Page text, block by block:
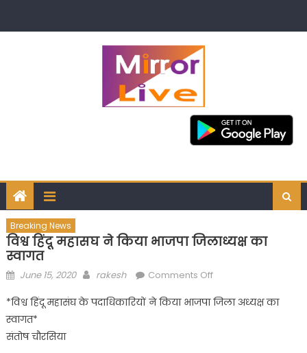
Breaking News
विश्व हिंदू महासघ ने किया भाजपा जिलाध्यक्ष का
स्वागत
Posted
June 15, 2020 Author
rakesh Comments Offon
हिंदू
*विश्व हिंदू महासंघ के पदाधिकारियों ने किया भाजपा जिला अध्यक्ष का
स्वागत*
संतोष चौरसिया